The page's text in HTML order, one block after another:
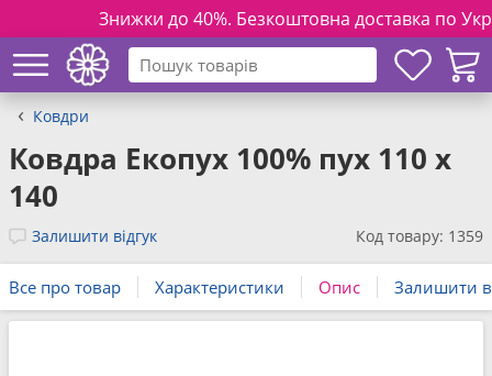
Знижки до 40%. Безкоштовна доставка по
Ковдри
Ковдра Екопух 100% пух 110 x
140
Залишити відгук Код товару: 1359
Все про товар Характеристики Опис Залишити